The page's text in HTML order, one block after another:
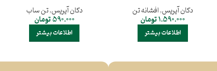
دکان آیریس,افشانه تن
1.590.000تومان
اطلاعات بیشتر
دکان آیریس,تن ساب
590.000تومان
اطلاعات بیشتر